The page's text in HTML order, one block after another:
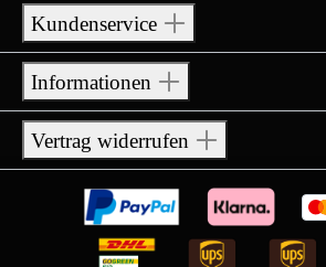
Kundenservice
Informationen
Vertrag widerrufen